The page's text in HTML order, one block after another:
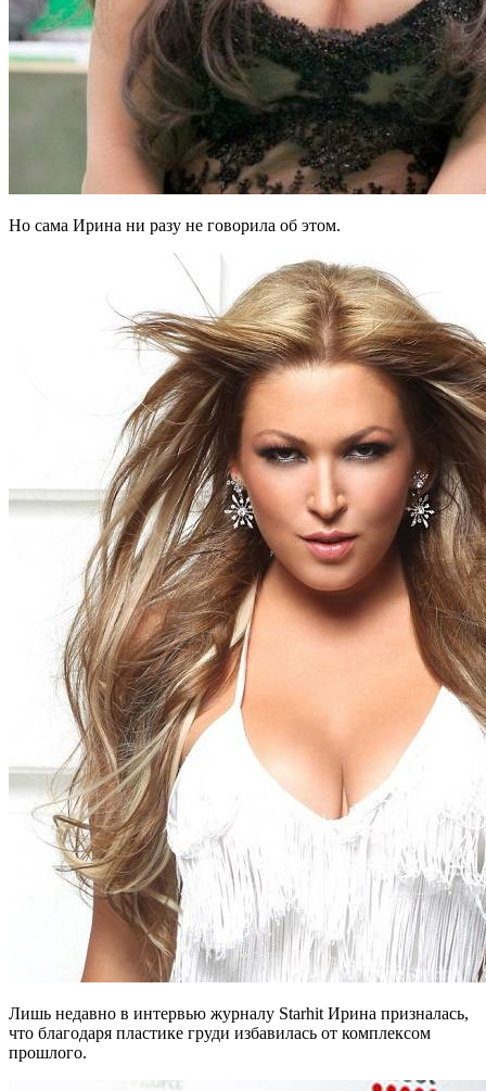
Но сама Ирина ни разу не говорила об этом.
Лишь недавно в интервью журналу Starhit Ирина призналась,
что благодаря пластике груди избавилась от комплексом
прошлого.